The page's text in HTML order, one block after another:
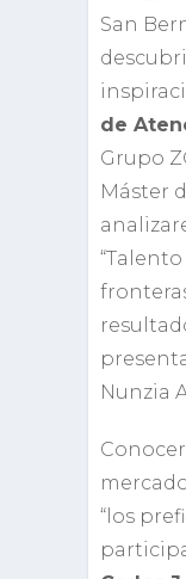
San
de
Grupo
Máster
Nunzia
“los